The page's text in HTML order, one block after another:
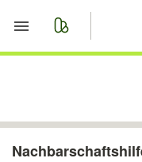
Nachrichten